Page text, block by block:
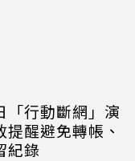
行動斷網」演
醒避免轉帳、
紀錄